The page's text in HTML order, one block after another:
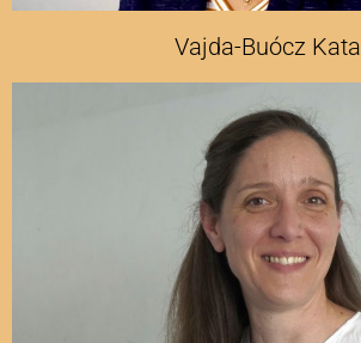
Vajda-Buócz Kata